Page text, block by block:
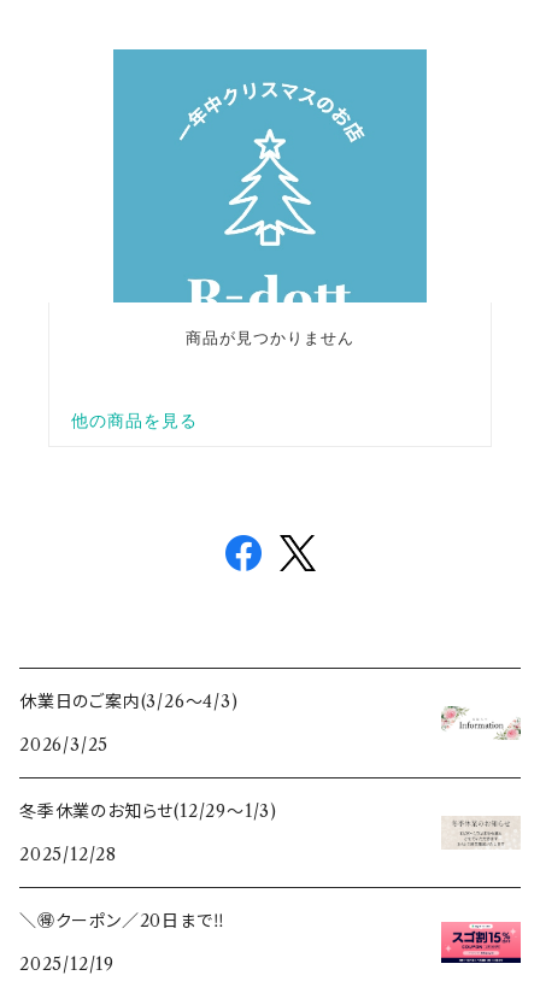
休業日のご案内(3/26〜4/3)
2026/3/25
冬季休業のお知らせ(12/29〜1/3)
2025/12/28
＼🉐クーポン／20日まで‼️
2025/12/19